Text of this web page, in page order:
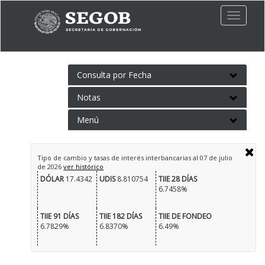
Toggle
Consulta por Fecha
Notas
Menú
Tipo de cambio y tasas de interés interbancarias al 07 de julio
de 2026ver histórico
DÓLAR17.4342 UDIS8.810754
TIIE 28 DÍAS
6.7458%
TIIE 91 DÍAS
6.7829%
TIIE 182 DÍAS
6.8370%
TIIE DE FONDEO
6.49%